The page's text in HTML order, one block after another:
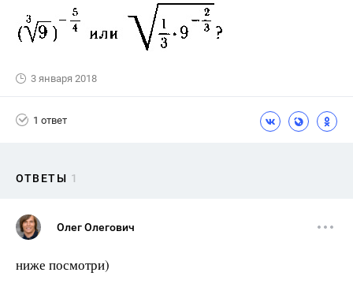
3 января 2018
1 ответ
ОТВЕТЫ 1
Олег Олегович
ниже посмотри)